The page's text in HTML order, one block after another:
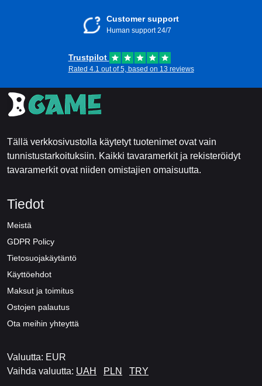
Customer support
Human support 24/7
Trustpilot
Rated 4.1 out of 5, based on 13 reviews
Tällä verkkosivustolla käytetyt tuotenimet ovat vain
tunnistustarkoituksiin. Kaikki tavaramerkit ja rekisteröidyt
tavaramerkit ovat niiden omistajien omaisuutta.
Tiedot
Meistä
GDPR Policy
Tietosuojakäytäntö
Käyttöehdot
Maksut ja toimitus
Ostojen palautus
Ota meihin yhteyttä
Valuutta: EUR
Vaihda valuutta: UAH PLN TRY